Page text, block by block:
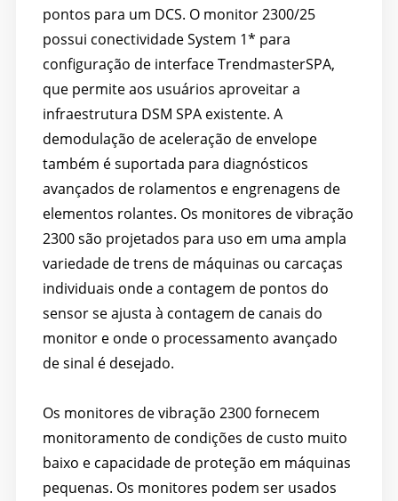
pontos para um DCS. O monitor 2300/25
possui conectividade System 1* para
configuração de interface TrendmasterSPA,
que permite aos usuários aproveitar a
infraestrutura DSM SPA existente. A
demodulação de aceleração de envelope
também é suportada para diagnósticos
avançados de rolamentos e engrenagens de
elementos rolantes. Os monitores de vibração
2300 são projetados para uso em uma ampla
variedade de trens de máquinas ou carcaças
individuais onde a contagem de pontos do
sensor se ajusta à contagem de canais do
monitor e onde o processamento avançado
de sinal é desejado.
Os monitores de vibração 2300 fornecem
monitoramento de condições de custo muito
baixo e capacidade de proteção em máquinas
pequenas. Os monitores podem ser usados